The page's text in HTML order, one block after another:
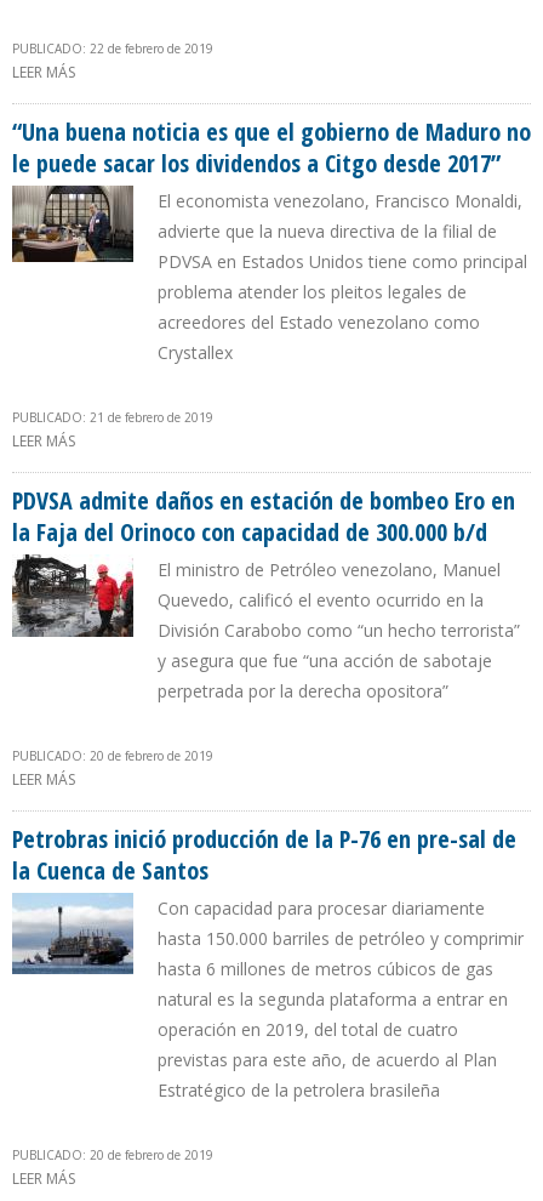
PUBLICADO: 22 de febrero de 2019
LEER MÁS
“Una buena noticia es que el gobierno de Maduro no
le puede sacar los dividendos a Citgo desde 2017”
El economista venezolano, Francisco Monaldi,
advierte que la nueva directiva de la filial de
PDVSA en Estados Unidos tiene como principal
problema atender los pleitos legales de
acreedores del Estado venezolano como
Crystallex
PUBLICADO: 21 de febrero de 2019
LEER MÁS
PDVSA admite daños en estación de bombeo Ero en
la Faja del Orinoco con capacidad de 300.000 b/d
El ministro de Petróleo venezolano, Manuel
Quevedo, calificó el evento ocurrido en la
División Carabobo como “un hecho terrorista”
y asegura que fue “una acción de sabotaje
perpetrada por la derecha opositora”
PUBLICADO: 20 de febrero de 2019
LEER MÁS
Petrobras inició producción de la P-76 en pre-sal de
la Cuenca de Santos
Con capacidad para procesar diariamente
hasta 150.000 barriles de petróleo y comprimir
hasta 6 millones de metros cúbicos de gas
natural es la segunda plataforma a entrar en
operación en 2019, del total de cuatro
previstas para este año, de acuerdo al Plan
Estratégico de la petrolera brasileña
PUBLICADO: 20 de febrero de 2019
LEER MÁS